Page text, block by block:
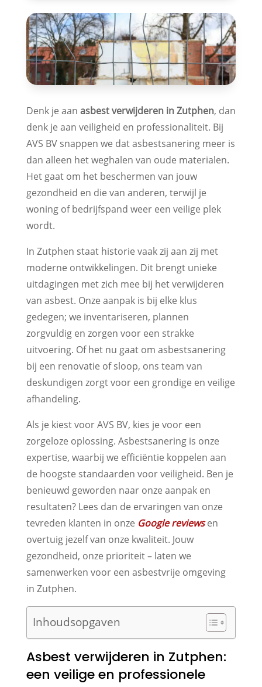
Denk je aan asbest verwijderen in Zutphen, dan
denk je aan veiligheid en professionaliteit. Bij
AVS BV snappen we dat asbestsanering meer is
dan alleen het weghalen van oude materialen.
Het gaat om het beschermen van jouw
gezondheid en die van anderen, terwijl je
woning of bedrijfspand weer een veilige plek
wordt.
In Zutphen staat historie vaak zij aan zij met
moderne ontwikkelingen. Dit brengt unieke
uitdagingen met zich mee bij het verwijderen
van asbest. Onze aanpak is bij elke klus
gedegen; we inventariseren, plannen
zorgvuldig en zorgen voor een strakke
uitvoering. Of het nu gaat om asbestsanering
bij een renovatie of sloop, ons team van
deskundigen zorgt voor een grondige en veilige
afhandeling.
Als je kiest voor AVS BV, kies je voor een
zorgeloze oplossing. Asbestsanering is onze
expertise, waarbij we efficiëntie koppelen aan
de hoogste standaarden voor veiligheid. Ben je
benieuwd geworden naar onze aanpak en
resultaten? Lees dan de ervaringen van onze
tevreden klanten in onze Google reviewsen
overtuig jezelf van onze kwaliteit. Jouw
gezondheid, onze prioriteit – laten we
samenwerken voor een asbestvrije omgeving
in Zutphen.
Inhoudsopgaven
Asbest verwijderen in Zutphen:
een veilige en professionele